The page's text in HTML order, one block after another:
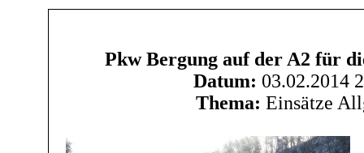
Pkw Bergung auf der A2 für
Datum: 03.02.2014
Thema: Einsätze